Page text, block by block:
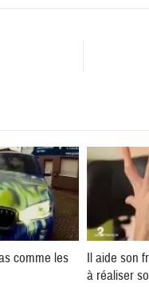
comme les
Il aide son
à réaliser